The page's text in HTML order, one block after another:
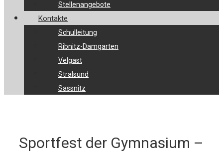
Stellenangebote
Kontakte
Schulleitung
Ribnitz-Damgarten
Velgast
Stralsund
Sassnitz
Sportfest der Gymnasium –